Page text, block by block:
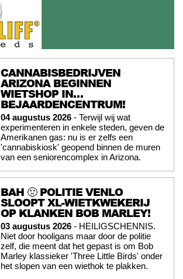
CANNABISBEDRIJVEN
ARIZONA BEGINNEN
WIETSHOP IN…
BEJAARDENCENTRUM!
04 augustus 2026 - Terwijl wij wat
experimenteren in enkele steden, geven de
Amerikanen gas: nu is er zelfs een
'cannabiskiosk' geopend binnen de muren
van een seniorencomplex in Arizona.
BAH 🤢 POLITIE VENLO
SLOOPT XL-WIETKWEKERIJ
OP KLANKEN BOB MARLEY!
03 augustus 2026 - HEILIGSCHENNIS.
Niet door hooligans maar door de politie
zelf, die meent dat het gepast is om Bob
Marley klassieker 'Three Little Birds' onder
het slopen van een wiethok te plakken.